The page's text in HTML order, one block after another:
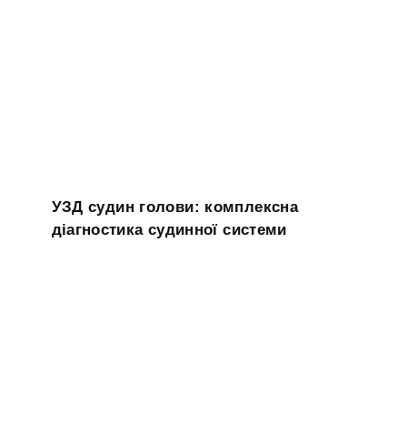
УЗД судин голови: комплексна
діагностика судинної системи